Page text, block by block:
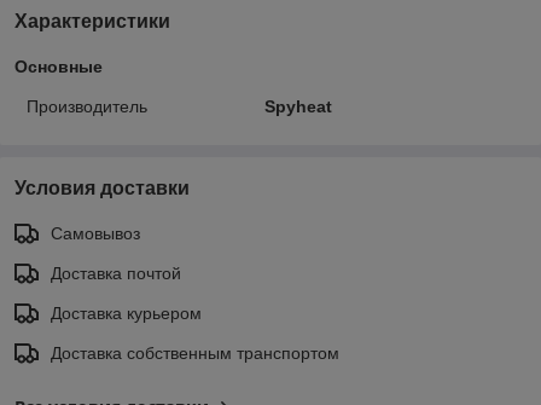
Характеристики
Основные
Производитель Spyheat
Условия доставки
Самовывоз
Доставка почтой
Доставка курьером
Доставка собственным транспортом